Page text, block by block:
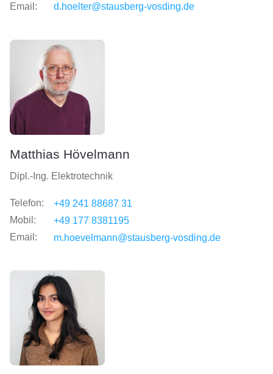
Email:
d.hoelter@stausberg-vosding.de
Matthias Hövelmann
Dipl.-Ing. Elektrotechnik
Telefon:
+49 241 88687 31
Mobil:
+49 177 8381195
Email:
m.hoevelmann@stausberg-vosding.de